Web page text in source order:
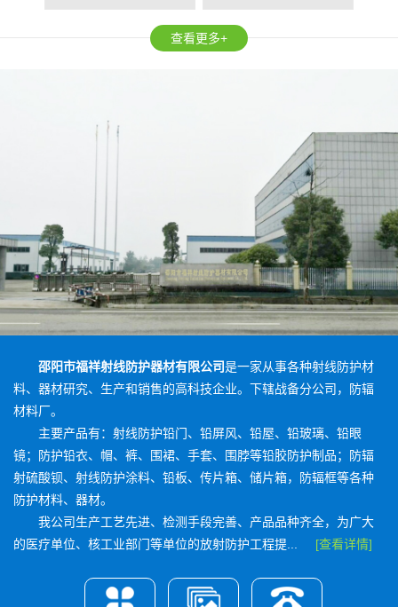
查看更多+
邵阳市福祥射线防护器材有限公司是一家从事各种射线防护材
料、器材研究、生产和销售的高科技企业。下辖战备分公司，防辐
材料厂。
主要产品有：射线防护铅门、铅屏风、铅屋、铅玻璃、铅眼
镜；防护铅衣、帽、裤、围裙、手套、围脖等铅胶防护制品；防辐
射硫酸钡、射线防护涂料、铅板、传片箱、储片箱，防辐框等各种
防护材料、器材。
我公司生产工艺先进、检测手段完善、产品品种齐全，为广大
的医疗单位、核工业部门等单位的放射防护工程提... [查看详情]